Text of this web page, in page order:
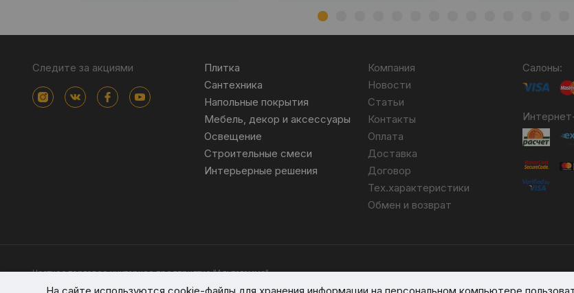
Следите за акциями
Плитка
Сантехника
Напольные покрытия
Мебель, декор и аксессуары
Освещение
Строительные смеси
Интерьерные решения
Компания
Новости
Статьи
Контакты
Оплата
Доставка
Договор
Тех.характеристики
Обмен и возврат
Салоны:
Частное торговое унитарное предприятие "Альтагамма".